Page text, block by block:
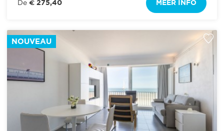
De € 275,40 MEER INFO
NOUVEAU